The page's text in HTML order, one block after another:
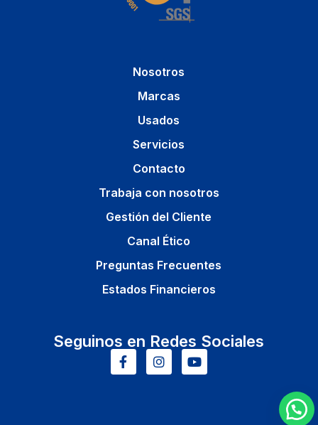
Nosotros
Marcas
Usados
Servicios
Contacto
Trabaja con nosotros
Gestión del Cliente
Canal Ético
Preguntas Frecuentes
Estados Financieros
Seguinos en Redes Sociales